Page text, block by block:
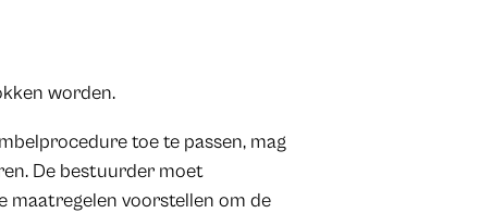
worden.
toe te passen, mag
De bestuurder moet
maatregelen voorstellen om de